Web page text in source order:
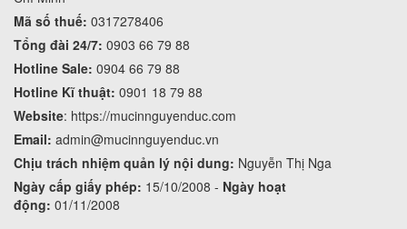
Mã số thuế: 0317278406
Tổng đài 24/7: 0903 66 79 88
Hotline Sale: 0904 66 79 88
Hotline Kĩ thuật: 0901 18 79 88
Website: https://mucinnguyenduc.com
Email: admin@mucinnguyenduc.vn
Chịu trách nhiệm quản lý nội dung: Nguyễn Thị Nga
Ngày cấp giấy phép: 15/10/2008 - Ngày hoạt
động: 01/11/2008